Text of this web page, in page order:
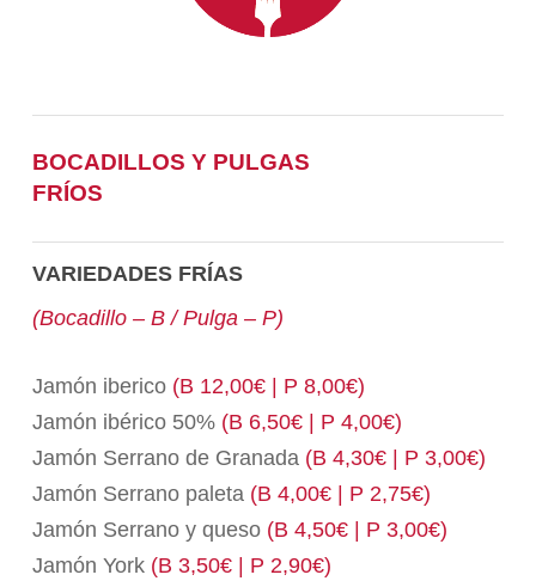
BOCADILLOS Y PULGAS
FRÍOS
VARIEDADES FRÍAS
(Bocadillo – B / Pulga – P)
Jamón iberico (B 12,00€ | P 8,00€)
Jamón ibérico 50% (B 6,50€ | P 4,00€)
Jamón Serrano de Granada (B 4,30€ | P 3,00€)
Jamón Serrano paleta (B 4,00€ | P 2,75€)
Jamón Serrano y queso (B 4,50€ | P 3,00€)
Jamón York (B 3,50€ | P 2,90€)